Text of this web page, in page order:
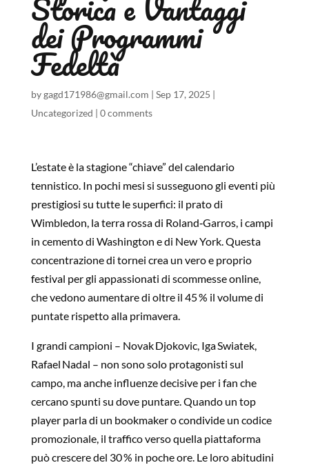
dei Programmi
Fedeltà
bygagd171986@gmail.com | Sep 17, 2025 |
Uncategorized | 0 comments
L’estate è la stagione “chiave” del calendario
tennistico. In pochi mesi si susseguono gli eventi più
prestigiosi su tutte le superfici: il prato di
Wimbledon, la terra rossa di Roland‑Garros, i campi
in cemento di Washington e di New York. Questa
concentrazione di tornei crea un vero e proprio
festival per gli appassionati di scommesse online,
che vedono aumentare di oltre il 45 % il volume di
puntate rispetto alla primavera.
I grandi campioni – Novak Djokovic, Iga Swiatek,
Rafael Nadal – non sono solo protagonisti sul
campo, ma anche influenze decisive per i fan che
cercano spunti su dove puntare. Quando un top
player parla di un bookmaker o condivide un codice
promozionale, il traffico verso quella piattaforma
può crescere del 30 % in poche ore. Le loro abitudini